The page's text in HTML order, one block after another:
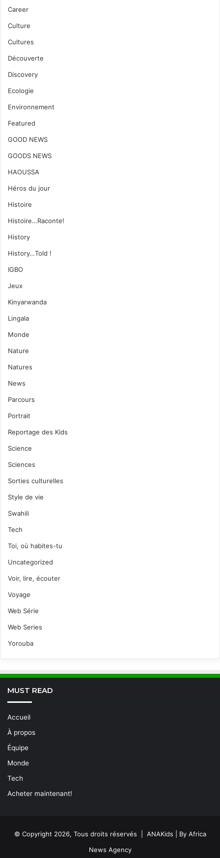
Career
Culture
Cultures
Découverte
Discovery
Ecologie
Environnement
Featured
GOOD NEWS
GOODS NEWS
HAOUSSA
Héros du jour
Histoire
Histoire…Raconte!
History
History…Told !
IGBO
Jeux
Kinyarwanda
Lingala
Monde
Nature
Natures
News
Parcours
Portrait
Reportage des Kids
Science
Sciences
Sorties culturelles
Style de vie
Swahili
Tech
Toi, où habites-tu
Uncategorized
Voir, lire, écouter
Voyage
Web Série
Web Series
Yorouba
MUST READ
Accueil
À propos
Équipe
Monde
Tech
Acheter maintenant!
© Copyright 2026, Tous droits réservés | ANAKids | By Africa
News Agency